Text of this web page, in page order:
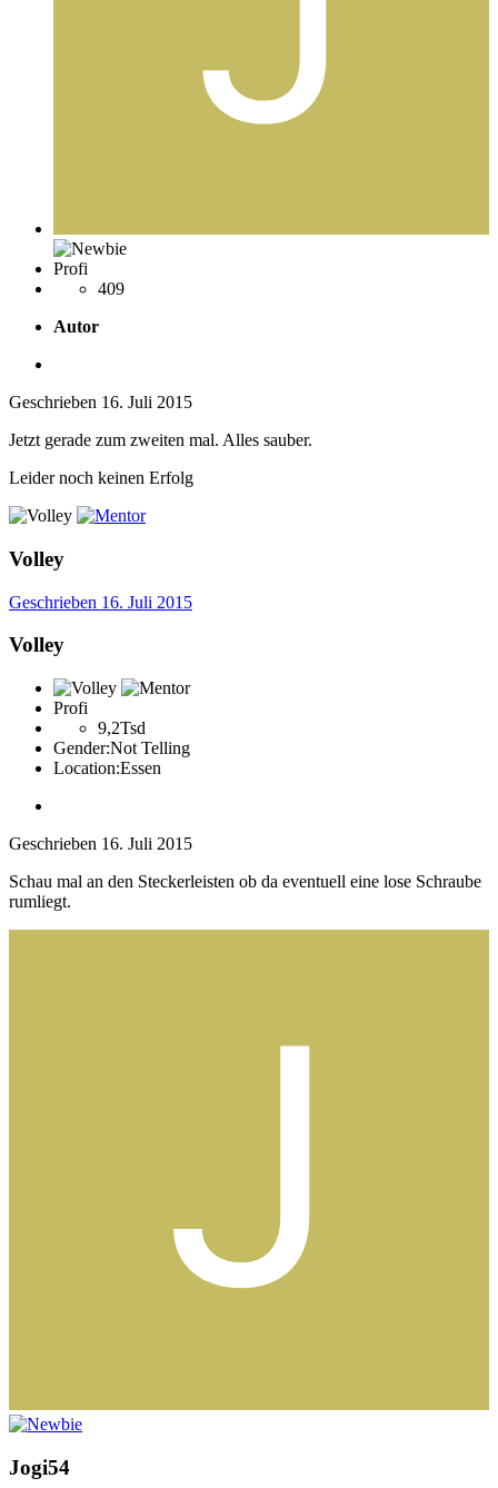
Profi
409
Autor
Geschrieben 16. Juli 2015
Jetzt gerade zum zweiten mal. Alles sauber.
Leider noch keinen Erfolg
Volley
Geschrieben 16. Juli 2015
Volley
Profi
9,2Tsd
Gender:Not Telling
Location:Essen
Geschrieben 16. Juli 2015
Schau mal an den Steckerleisten ob da eventuell eine lose Schraube
rumliegt.
Jogi54